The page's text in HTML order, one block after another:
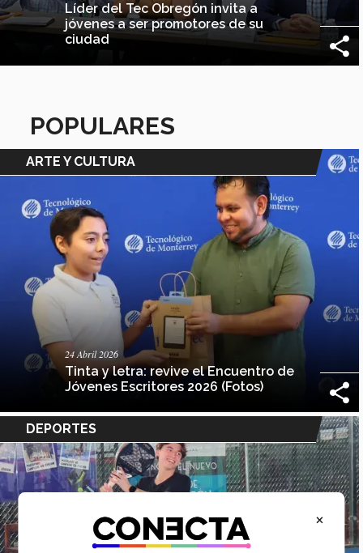
Líder del Tec Obregón invita a
jóvenes a ser promotores de su
ciudad
POPULARES
ARTE Y CULTURA
24 Abril 2026
Tinta y letra: revive el Encuentro de
Jóvenes Escritores 2026 (Fotos)
DEPORTES
×